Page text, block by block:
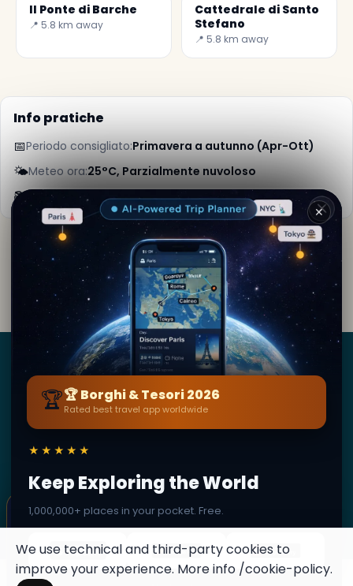
Il Ponte di Barche
📍 5.8 km away
Cattedrale di Santo
Stefano
📍 5.8 km away
Info pratiche
📅Periodo consigliato:Primavera a autunno (Apr-Ott)
🌤️Meteo ora:25°C, Parzialmente nuvoloso
📚 Maggiori info su Wikipedia
Lara Kipling· da Sabbioneta
Contenuto editoriale verificato · Community Secret
World — 1M+ luoghi in 62 lingue
Borghi&Tesori
BY SECRET WORLD — LA PIÙ GRANDE GUIDA DI VIAGGIO
AL MONDO
1,3M+ destinazioni · 60+ lingue · 195 paesi · 500K+
© 2026 Borghi & Tesori. Tutti i diritti riservati.
Terms
Privacy About Secret World
✕
🏆🏆 Borghi & Tesori 2026
Rated best travel app worldwide
★★★★★
Keep Exploring the World
1,000,000+ places in your pocket. Free.
We use technical and third-party cookies to
improve your experience. More info /cookie-policy.
✦ Questo luogo può diventare un
timbro
Colleziona i posti segreti nel tuo Secret